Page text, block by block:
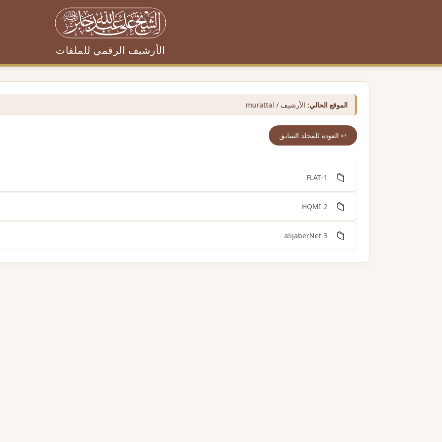
الأرشيف الرقمي للملفات
الموقع الحالي: الأرشيف / murattal
↩️ العودة للمجلد السابق
📁
1-FLAT
📁
2-HQMI
📁
3-alijaberNet